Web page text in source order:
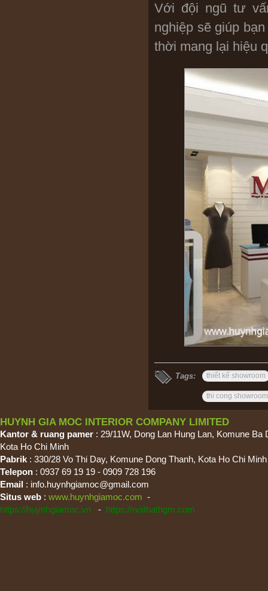
Với đội ngũ tư
nghiệp sẽ giúp
thời mang lại hiệu
Tags: thiết kế showroom
thi cong
HUYNH GIA MOC INTERIOR COMPANY LIMITED
Kantor & ruang pamer : 29/11W, Dong Lan Hung Lan, Komune Ba
Kota Ho Chi Minh
Pabrik : 330/28 Vo Thi Day, Komune Dong Thanh, Kota Ho Chi Minh
Telepon : 0937 69 19 19 - 0909 728 196
Email : info.huynhgiamoc@gmail.com
Situs web : www.huynhgiamoc.com -
https://huynhgiamoc.vn
- https://noithathgm.com